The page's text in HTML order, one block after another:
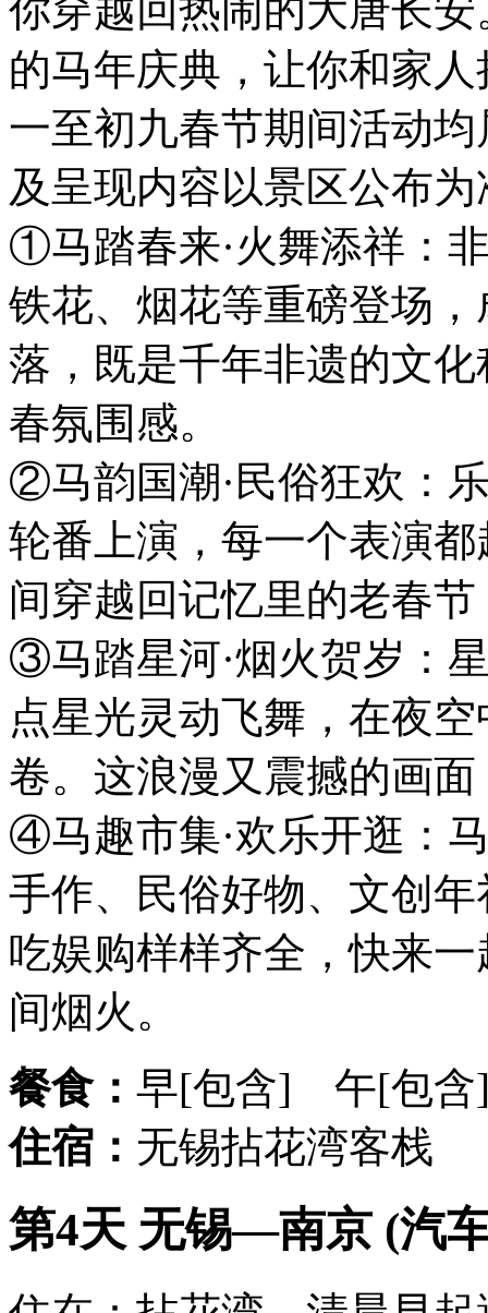
你穿越回热闹的大唐长
的马年庆典，让你和家
一至初九春节期间活动
及呈现内容以景区公布
①马踏春来·火舞添祥：
铁花、烟花等重磅登场
落，既是千年非遗的文
春氛围感。
②马韵国潮·民俗狂欢：
轮番上演，每一个表演
间穿越回记忆里的老春
③马踏星河·烟火贺岁：
点星光灵动飞舞，在夜
卷。这浪漫又震撼的画
④马趣市集·欢乐开逛：
手作、民俗好物、文创
吃娱购样样齐全，快来
间烟火。
餐食： 早[包含] 午[包
住宿： 无锡拈花湾客栈
第4天 无锡—南京 (汽